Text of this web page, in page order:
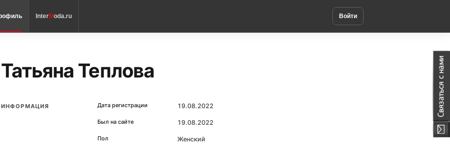
InterModa.ru Войти
Татьяна Теплова
ИНФОРМАЦИЯ Дата регистрации 19.08.2022
Был на сайте 19.08.2022
Пол Женский